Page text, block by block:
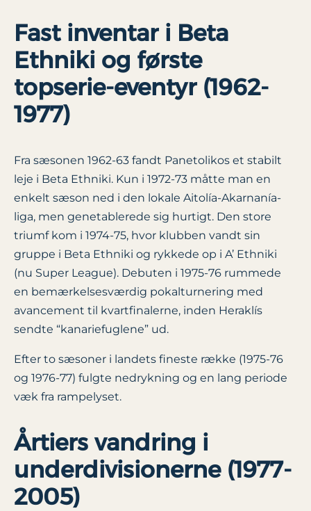
Fast inventar i Beta
Ethniki og første
topserie-eventyr (1962-
1977)
Fra sæsonen 1962-63 fandt Panetolikos et stabilt
leje i Beta Ethniki. Kun i 1972-73 måtte man en
enkelt sæson ned i den lokale Aitolía-Akarnanía-
liga, men genetablerede sig hurtigt. Den store
triumf kom i 1974-75, hvor klubben vandt sin
gruppe i Beta Ethniki og rykkede op i A’ Ethniki
(nu Super League). Debuten i 1975-76 rummede
en bemærkelsesværdig pokalturnering med
avancement til kvartfinalerne, inden Heraklís
sendte “kanariefuglene” ud.
Efter to sæsoner i landets fineste række (1975-76
og 1976-77) fulgte nedrykning og en lang periode
væk fra rampelyset.
Årtiers vandring i
underdivisionerne (1977-
2005)